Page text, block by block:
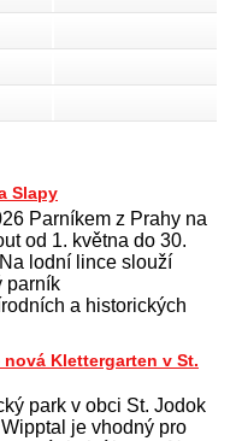
Slapy
Parníkem z Prahy na
od 1. května do 30.
lodní lince slouží
parník
a historických
Klettergarten v St.
park v obci St. Jodok
je vhodný pro